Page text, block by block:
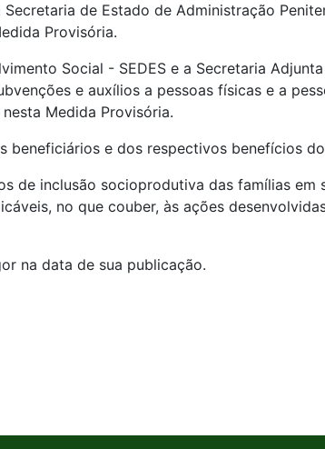
de Estado de Administração
Provisória.
Social - SEDES e a Secretaria
e auxílios a pessoas físicas e a
Medida Provisória.
beneficiários e dos respectivos benefícios
de inclusão socioprodutiva das famílias
no que couber, às ações
na data de sua publicação.